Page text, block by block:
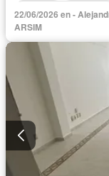
Cuarto de Limpieza
Elevador
Jardín
Televisión por cable
22/06/2026 en -
ARSIM